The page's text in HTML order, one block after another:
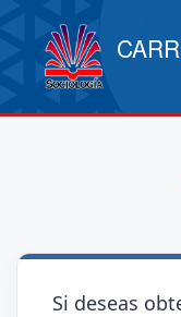
Si deseas